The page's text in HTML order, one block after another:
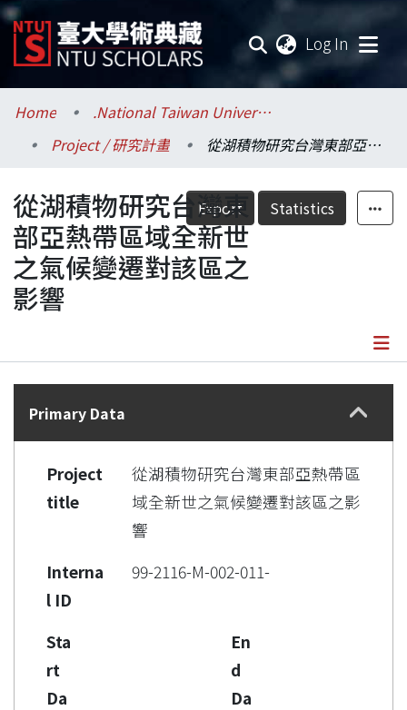
Log In
Communities & Collections
Research Outputs
Fundings & Projects
Researchers
Organizations
Home
.National Taiwan University / 國立臺灣大學
Project / 研究計畫
從湖積物研究台灣東部亞熱帶區域全新世之氣候變遷對該區之影響
Export Statistics
從湖積物研究台灣東
部亞熱帶區域全新世
之氣候變遷對該區之
影響
Details
Primary Data
Project
title
從湖積物研究台灣東部亞熱帶區
域全新世之氣候變遷對該區之影
響
Interna
l ID
99-2116-M-002-011-
Sta
rt
Da
En
d
Da